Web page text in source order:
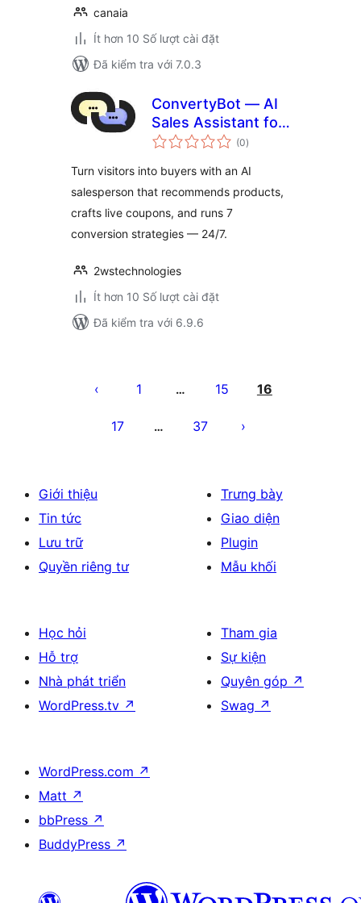
canaia
Ít hơn 10 Số lượt cài đặt
Đã kiểm tra với 7.0.3
ConvertyBot — AI
Sales Assistant for
WooCommerce
(0tổng
đánh
)
Turn visitors into buyers with an AI
salesperson that recommends products,
crafts live coupons, and runs 7
conversion strategies — 24/7.
2wstechnologies
Ít hơn 10 Số lượt cài đặt
Đã kiểm tra với 6.9.6
trang
1 … 15 16
17 … 37
Giới thiệu
Tin tức
Lưu trữ
Quyền riêng tư
Trưng bày
Giao diện
Plugin
Mẫu khối
Học hỏi
Hỗ trợ
Nhà phát triển
WordPress.tv ↗
Tham gia
Sự kiện
Quyên góp ↗
Swag ↗
WordPress.com ↗
Matt ↗
bbPress ↗
BuddyPress ↗